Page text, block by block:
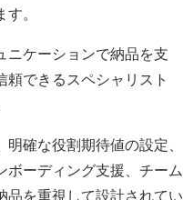
。
ニケーションで納品を支
できるスペシャリスト
確な役割期待値の設定、
ボーディング支援、チーム
品を重視して設計されてい